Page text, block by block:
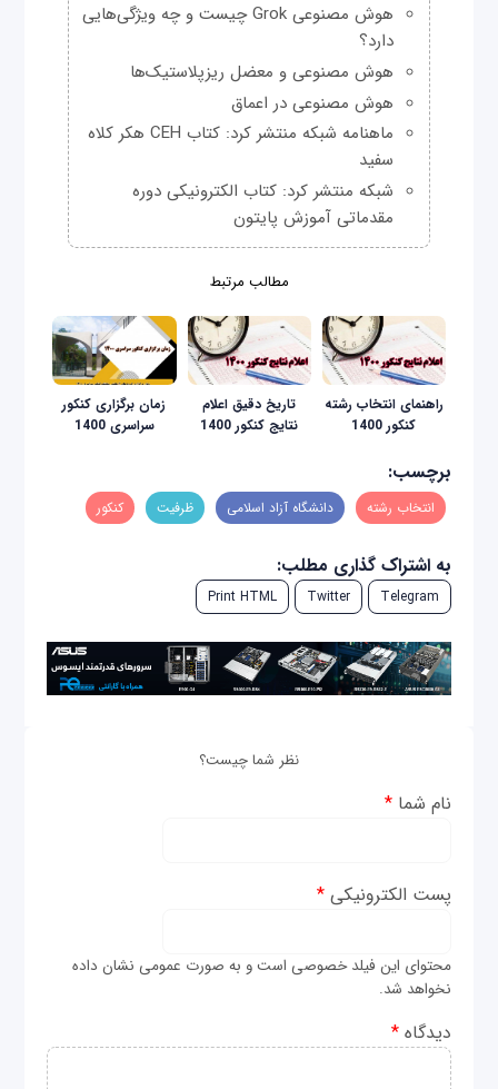
هوش مصنوعی Grok چیست و چه ویژگی‌هایی
دارد؟
هوش مصنوعی و معضل ریزپلاستیک‌ها
هوش مصنوعی در اعماق
ماهنامه شبکه منتشر کرد: کتاب CEH هکر کلاه
سفید
شبکه منتشر کرد: کتاب الکترونیکی دوره
مقدماتی آموزش پایتون
مطالب مرتبط
راهنمای انتخاب رشته
کنکور 1400
تاریخ دقیق اعلام
نتایج کنکور 1400
زمان برگزاری کنکور
سراسری 1400
برچسب:
انتخاب رشته دانشگاه آزاد اسلامی ظرفیت کنکور
به اشتراک گذاری مطلب:
Telegram
Twitter
Print HTML
نظر شما چیست؟
نام شما*
پست الکترونیکی*
محتوای این فیلد خصوصی است و به صورت عمومی نشان داده
نخواهد شد.
دیدگاه*